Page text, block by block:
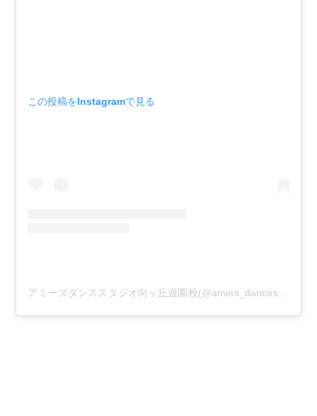
この投稿をInstagramで見る
アミーズダンススタジオ向ヶ丘遊園校(@amies_dancestudio)がシェアした投稿